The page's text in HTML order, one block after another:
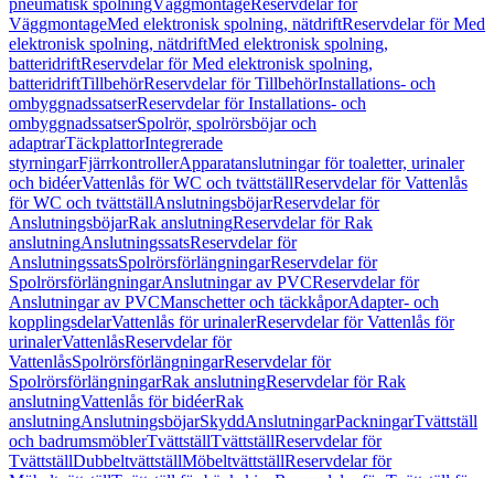
pneumatisk spolningVäggmontageReservdelar för
VäggmontageMed elektronisk spolning, nätdriftReservdelar för Med
elektronisk spolning, nätdriftMed elektronisk spolning,
batteridriftReservdelar för Med elektronisk spolning,
batteridriftTillbehörReservdelar för TillbehörInstallations- och
ombyggnadssatserReservdelar för Installations- och
ombyggnadssatserSpolrör, spolrörsböjar och
adaptrarTäckplattorIntegrerade
styrningarFjärrkontrollerApparatanslutningar för toaletter, urinaler
och bidéerVattenlås för WC och tvättställReservdelar för Vattenlås
för WC och tvättställAnslutningsböjarReservdelar för
AnslutningsböjarRak anslutningReservdelar för Rak
anslutningAnslutningssatsReservdelar för
AnslutningssatsSpolrörsförlängningarReservdelar för
SpolrörsförlängningarAnslutningar av PVCReservdelar för
Anslutningar av PVCManschetter och täckkåporAdapter- och
kopplingsdelarVattenlås för urinalerReservdelar för Vattenlås för
urinalerVattenlåsReservdelar för
VattenlåsSpolrörsförlängningarReservdelar för
SpolrörsförlängningarRak anslutningReservdelar för Rak
anslutningVattenlås för bidéerRak
anslutningAnslutningsböjarSkyddAnslutningarPackningarTvättställ
och badrumsmöblerTvättställTvättställReservdelar för
TvättställDubbeltvättställMöbeltvättställReservdelar för